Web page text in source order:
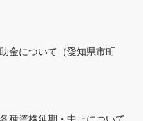
金について（愛知県市町
種資格延期・中止について